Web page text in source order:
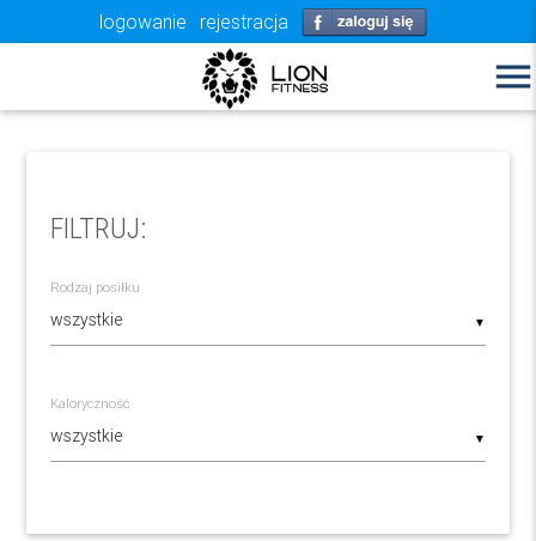
logowanie rejestracja
menu
FILTRUJ:
▼
Rodzaj posiłku
▼
Kaloryczność